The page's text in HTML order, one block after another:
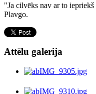
"Ja cilvēks nav ar to
Plavgo.
Attēlu galerija